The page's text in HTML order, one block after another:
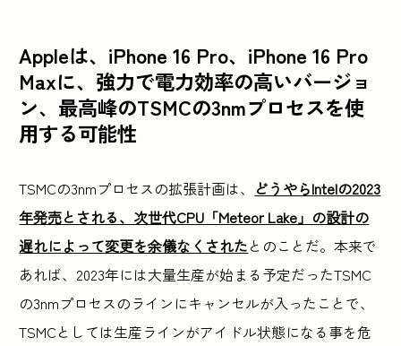
Appleは、iPhone 16 Pro、iPhone 16 Pro
Maxに、強力で電力効率の高いバージョ
ン、最高峰のTSMCの3nmプロセスを使
用する可能性
TSMCの3nmプロセスの拡張計画は、 どうやらIntelの2023
年発売とされる、次世代CPU「Meteor Lake」の設計の
遅れによって変更を余儀なくされたとのことだ。本来で
あれば、2023年には大量生産が始まる予定だったTSMC
の3nmプロセスのラインにキャンセルが入ったことで、
TSMCとしては生産ラインがアイドル状態になる事を危